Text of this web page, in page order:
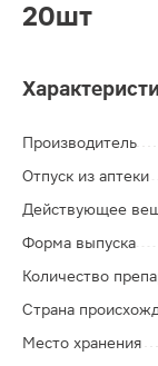
20шт
Производитель
Отпуск из аптеки
Действующее
Форма выпуска
Количество
Страна
Место хранения